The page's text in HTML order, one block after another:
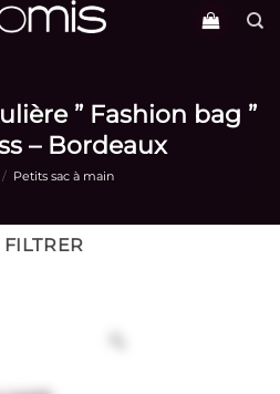
” Fashion bag ”
– Bordeaux
/ Petits sac à main
FILTRER